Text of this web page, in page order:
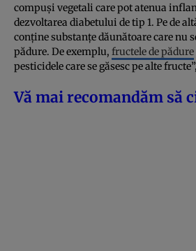
compuși vegetali care pot atenua
dezvoltarea diabetului de tip 1. Pe de
conține substanțe dăunătoare care nu
pădure. De exemplu, fructele de pădure
pesticidele care se găsesc pe alte
Vă mai recomandăm să